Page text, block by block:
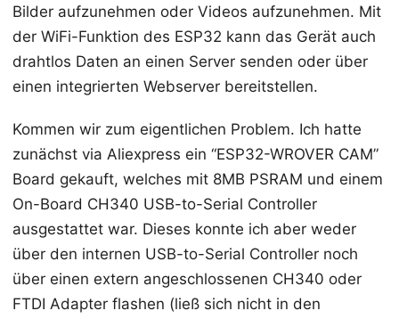
Bilder aufzunehmen oder Videos aufzunehmen. Mit
der WiFi-Funktion des ESP32 kann das Gerät auch
drahtlos Daten an einen Server senden oder über
einen integrierten Webserver bereitstellen.
Kommen wir zum eigentlichen Problem. Ich hatte
zunächst via Aliexpress ein “ESP32-WROVER CAM”
Board gekauft, welches mit 8MB PSRAM und einem
On-Board CH340 USB-to-Serial Controller
ausgestattet war. Dieses konnte ich aber weder
über den internen USB-to-Serial Controller noch
über einen extern angeschlossenen CH340 oder
FTDI Adapter flashen (ließ sich nicht in den